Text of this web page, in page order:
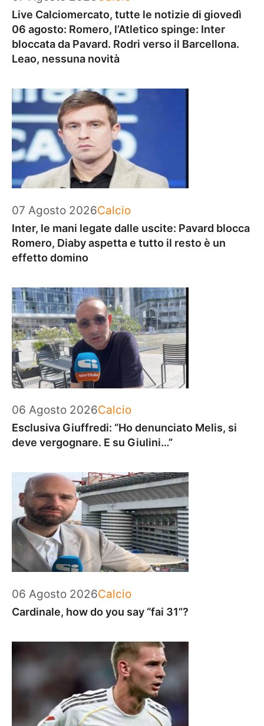
Live Calciomercato, tutte le notizie di giovedì
06 agosto: Romero, l’Atletico spinge: Inter
bloccata da Pavard. Rodri verso il Barcellona.
Leao, nessuna novità
07 Agosto 2026Categorie
Calcio
Inter, le mani legate dalle uscite: Pavard blocca
Romero, Diaby aspetta e tutto il resto è un
effetto domino
06 Agosto 2026Categorie
Calcio
Esclusiva Giuffredi: “Ho denunciato Melis, si
deve vergognare. E su Giulini…”
06 Agosto 2026Categorie
Calcio
Cardinale, how do you say “fai 31”?